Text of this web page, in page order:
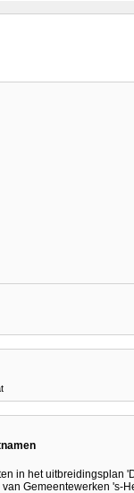
in het uitbreidingsplan
Gemeentewerken 's-